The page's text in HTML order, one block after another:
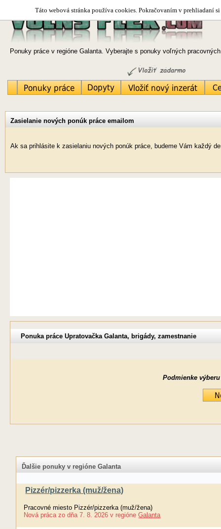
Táto webová stránka používa cookies. Pokračovaním v prehliadaní
Ponuky práce v regióne Galanta. Vyberajte s ponuky voľných
Zasielanie nových ponúk práce emailom
Ak sa prihlásite k zasielaniu nových ponúk práce, budeme Vám každý
Ponuka práce Upratovačka Galanta, brigády, zamestnanie
Podmienke výberu
Ďalšie ponuky v regióne Galanta
Pizzér/pizzerka (muž/žena)
Pracovné miesto Pizzér/pizzerka (muž/žena)
Nová práca zo dňa 7. 8. 2026 v regióne Galanta